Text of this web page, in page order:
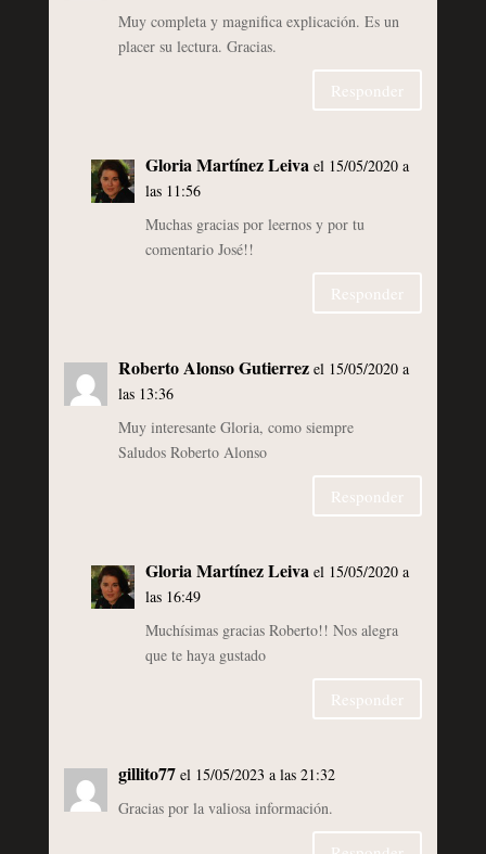
Muy completa y magnifica explicación. Es un
placer su lectura. Gracias.
Responder
Gloria Martínez Leiva el 15/05/2020 a
las 11:56
Muchas gracias por leernos y por tu
comentario José!!
Responder
Roberto Alonso Gutierrez el 15/05/2020 a
las 13:36
Muy interesante Gloria, como siempre
Saludos Roberto Alonso
Responder
Gloria Martínez Leiva el 15/05/2020 a
las 16:49
Muchísimas gracias Roberto!! Nos alegra
que te haya gustado
Responder
gillito77 el 15/05/2023 a las 21:32
Gracias por la valiosa información.